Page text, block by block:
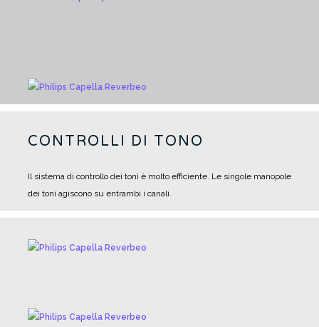
CONTROLLI DI TONO
Il sistema di controllo dei toni è molto efficiente. Le singole manopole
dei toni agiscono su entrambi i canali.